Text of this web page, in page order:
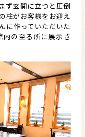
ず玄関に立つと圧倒
柱がお客様をお迎え
に作っていただいた
の至る所に展示さ